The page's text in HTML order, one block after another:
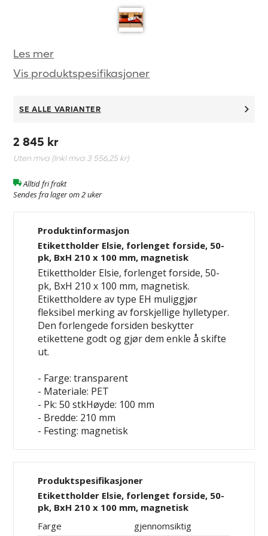
Les mer
Vis produktspesifikasjoner
SE ALLE VARIANTER
2 845 kr
Uten mva (Inkl mva 3 556,25 kr)
Alltid fri frakt
Sendes fra lager om 2 uker
Produktinformasjon
Etikettholder Elsie, forlenget forside, 50-
pk, BxH 210 x 100 mm, magnetisk
Etikettholder Elsie, forlenget forside, 50-
pk, BxH 210 x 100 mm, magnetisk.
Etikettholdere av type EH muliggjør
fleksibel merking av forskjellige hylletyper.
Den forlengede forsiden beskytter
etikettene godt og gjør dem enkle å skifte
ut.
- Farge: transparent
- Materiale: PET
- Pk: 50 stkHøyde: 100 mm
- Bredde: 210 mm
- Festing: magnetisk
Produktspesifikasjoner
Etikettholder Elsie, forlenget forside, 50-
pk, BxH 210 x 100 mm, magnetisk
Farge
gjennomsiktig